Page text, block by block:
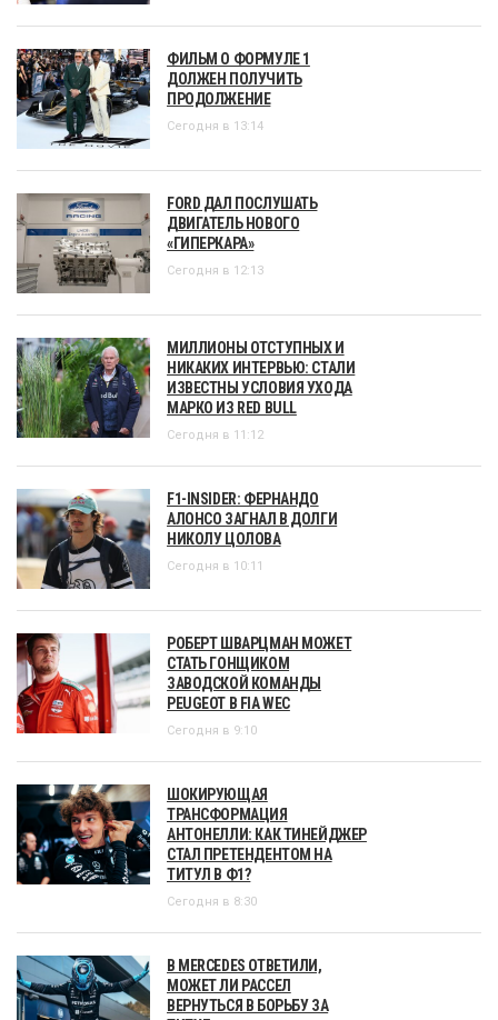
ФИЛЬМ О ФОРМУЛЕ 1
ДОЛЖЕН ПОЛУЧИТЬ
ПРОДОЛЖЕНИЕ
Сегодня в 13:14
FORD ДАЛ ПОСЛУШАТЬ
ДВИГАТЕЛЬ НОВОГО
«ГИПЕРКАРА»
Сегодня в 12:13
МИЛЛИОНЫ ОТСТУПНЫХ И
НИКАКИХ ИНТЕРВЬЮ: СТАЛИ
ИЗВЕСТНЫ УСЛОВИЯ УХОДА
МАРКО ИЗ RED BULL
Сегодня в 11:12
F1-INSIDER: ФЕРНАНДО
АЛОНСО ЗАГНАЛ В ДОЛГИ
НИКОЛУ ЦОЛОВА
Сегодня в 10:11
РОБЕРТ ШВАРЦМАН МОЖЕТ
СТАТЬ ГОНЩИКОМ
ЗАВОДСКОЙ КОМАНДЫ
PEUGEOT В FIA WEC
Сегодня в 9:10
ШОКИРУЮЩАЯ
ТРАНСФОРМАЦИЯ
АНТОНЕЛЛИ: КАК ТИНЕЙДЖЕР
СТАЛ ПРЕТЕНДЕНТОМ НА
ТИТУЛ В Ф1?
Сегодня в 8:30
В MERCEDES ОТВЕТИЛИ,
МОЖЕТ ЛИ РАССЕЛ
ВЕРНУТЬСЯ В БОРЬБУ ЗА